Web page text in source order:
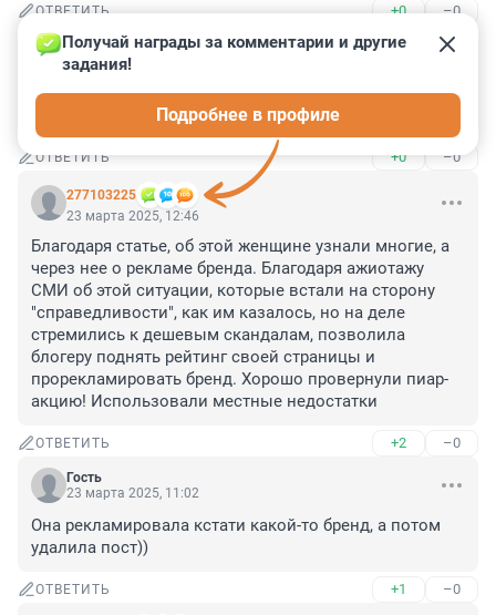
ОТВЕТИТЬ +0 –0
Гость
23 марта 2025, 19:15
Иду в Эрмитаж. Оделся как скуф, чтоб экономить
ОТВЕТИТЬ +0 –0
277103225
Получай награды за комментарии и другие
задания!
Подробнее в профиле
23 марта 2025, 12:46
Благодаря статье, об этой женщине узнали многие, а
через нее о рекламе бренда. Благодаря ажиотажу
СМИ об этой ситуации, которые встали на сторону
"справедливости", как им казалось, но на деле
стремились к дешевым скандалам, позволила
блогеру поднять рейтинг своей страницы и
прорекламировать бренд. Хорошо провернули пиар-
акцию! Использовали местные недостатки
ОТВЕТИТЬ +2 –0
Гость
23 марта 2025, 11:02
Она рекламировала кстати какой-то бренд, а потом
удалила пост))
ОТВЕТИТЬ +1 –0